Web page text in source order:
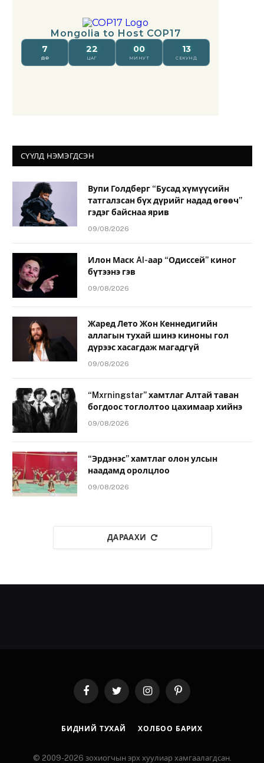
СҮҮЛД НЭМЭГДСЭН
Вупи Голдберг “Бусад хүмүүсийн
татгалзсан бүх дүрийг надад өгөөч”
гэдэг байснаа ярив
09/08/2026
Илон Маск AI-аар “Одиссей” киног
бүтээнэ гэв
09/08/2026
Жаред Лето Жон Кеннедигийн
аллагын тухай шинэ киноны гол
дүрээс хасагдаж магадгүй
09/08/2026
“Mxrningstar” хамтлаг Алтай таван
богдоос тоглолтоо цахимаар хийнэ
09/08/2026
“Эрдэнэс” хамтлаг олон улсын
наадамд оролцлоо
09/08/2026
ДАРААХИ
FacebookTwitter InstagramPinterest
БИДНИЙ ТУХАЙ ХОЛБОО БАРИХ
© 2009-2026 зохиогчын эрх хуулиар хамгаалагдсан.